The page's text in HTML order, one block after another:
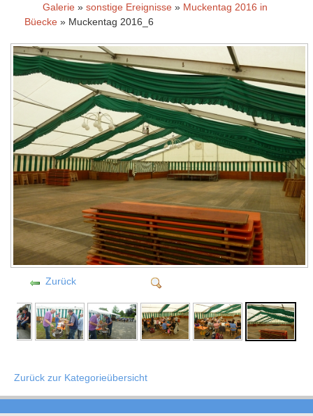
Galerie » sonstige Ereignisse » Muckentag 2016 in
Büecke » Muckentag 2016_6
Zurück
Zurück zur Kategorieübersicht